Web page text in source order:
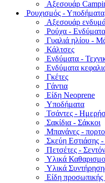
Αξεσουάρ
Ρουχισμός - Υποδήματα
Αξεσουάρ
Ρούχα - Ενδύματα
Γυαλιά ηλίου -
Κάλτσες
Ενδύματα -
Ενδύματα
Γκέτες
Γάντια
Είδη Neoprene
Υποδήματα
Τσάντες -
Σακίδια - Σάκκοι
Μπανάνες -
Σκεύη Εστιάσης
Πετσέτες -
Υλικά
Υλικά
Είδη προσωπικής